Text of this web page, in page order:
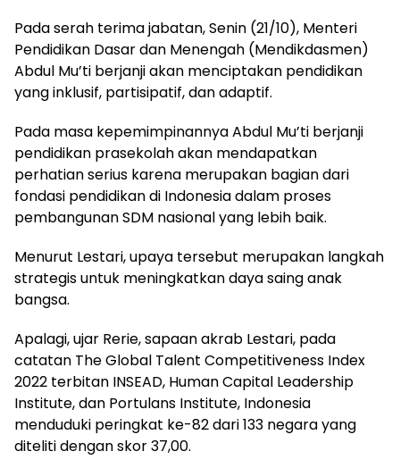
Pada serah terima jabatan, Senin (21/10), Menteri
Pendidikan Dasar dan Menengah (Mendikdasmen)
Abdul Mu’ti berjanji akan menciptakan pendidikan
yang inklusif, partisipatif, dan adaptif.
Pada masa kepemimpinannya Abdul Mu’ti berjanji
pendidikan prasekolah akan mendapatkan
perhatian serius karena merupakan bagian dari
fondasi pendidikan di Indonesia dalam proses
pembangunan SDM nasional yang lebih baik.
Menurut Lestari, upaya tersebut merupakan langkah
strategis untuk meningkatkan daya saing anak
bangsa.
Apalagi, ujar Rerie, sapaan akrab Lestari, pada
catatan The Global Talent Competitiveness Index
2022 terbitan INSEAD, Human Capital Leadership
Institute, dan Portulans Institute, Indonesia
menduduki peringkat ke-82 dari 133 negara yang
diteliti dengan skor 37,00.